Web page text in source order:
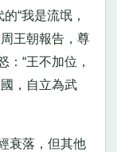
“我是流氓，
王朝報告，尊
“王不加位，
，自立為武
衰落，但其他